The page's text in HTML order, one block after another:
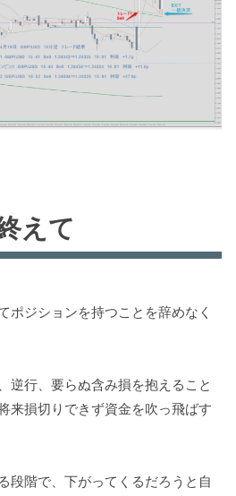
えて
ポジションを持つことを辞めなく
逆行、要らぬ含み損を抱えること
来損切りできず資金を吹っ飛ばす
段階で、下がってくるだろうと自